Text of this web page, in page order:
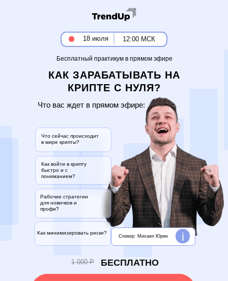
КАК ЗАРАБАТЫВАТЬ НА
КРИПТЕ С НУЛЯ?
Что вас ждет в прямом эфире:
Бесплатный практикум в прямом эфире
Как войти в крипту
быстро и с
пониманием?
1 000 Р БЕСПЛАТНО
Рабочие стратегии
для новичков и
профи?
Спикер: Михаил Юрин i
18 июля 12:00 МСК
Что сейчас происходит
в мире крипты?
Как минимизировать риски?